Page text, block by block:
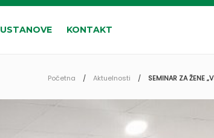
USTANOVE KONTAKT
Početna Aktuelnosti SEMINAR ZA ŽENE